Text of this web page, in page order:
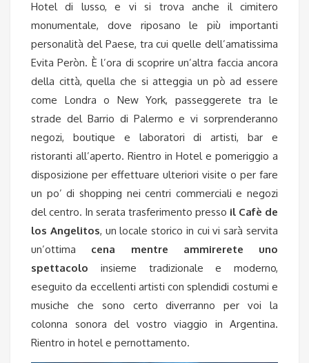
Hotel di lusso, e vi si trova anche il cimitero
monumentale, dove riposano le più importanti
personalità del Paese, tra cui quelle dell’amatissima
Evita Peròn. È l’ora di scoprire un’altra faccia ancora
della città, quella che si atteggia un pò ad essere
come Londra o New York, passeggerete tra le
strade del Barrio di Palermo e vi sorprenderanno
negozi, boutique e laboratori di artisti, bar e
ristoranti all’aperto. Rientro in Hotel e pomeriggio a
disposizione per effettuare ulteriori visite o per fare
un po’ di shopping nei centri commerciali e negozi
del centro. In serata trasferimento presso il Cafè de
los Angelitos, un locale storico in cui vi sarà servita
un’ottima
cena mentre ammirerete uno
spettacolo
insieme tradizionale e moderno,
eseguito da eccellenti artisti con splendidi costumi e
musiche che sono certo diverranno per voi la
colonna sonora del vostro viaggio in Argentina.
Rientro in hotel e pernottamento.